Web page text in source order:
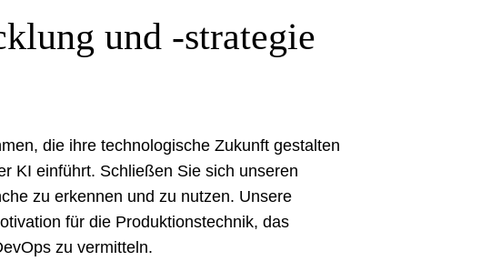
und -strategie
die ihre technologische Zukunft gestalten
KI einführt. Schließen Sie sich unseren
zu erkennen und zu nutzen. Unsere
für die Produktionstechnik, das
zu vermitteln.